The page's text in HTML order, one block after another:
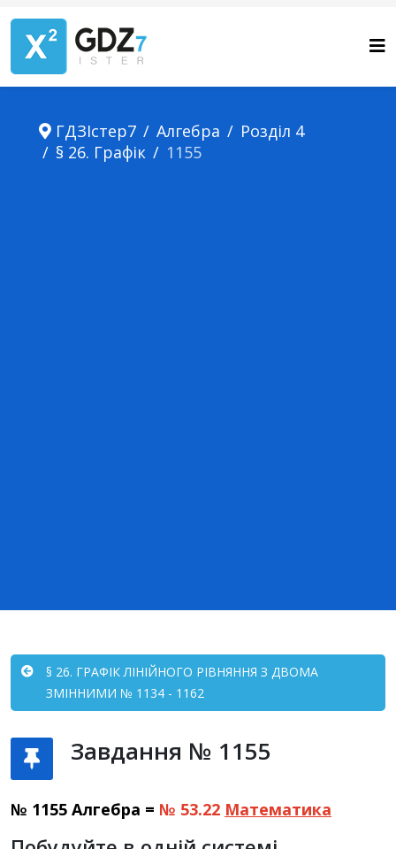
ГДЗІстер7 Алгебра
Розділ 4
§ 26. Графік
1155
§ 26. ГРАФІК ЛІНІЙНОГО РІВНЯННЯ З ДВОМА
ЗМІННИМИ № 1134 - 1162
Завдання № 1155
№ 1155 Алгебра = № 53.22 Математика